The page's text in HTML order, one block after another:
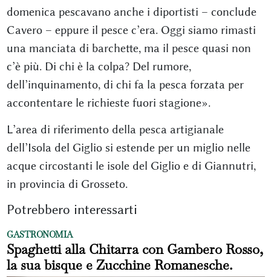
domenica pescavano anche i diportisti – conclude
Cavero – eppure il pesce c’era. Oggi siamo rimasti
una manciata di barchette, ma il pesce quasi non
c’è più. Di chi è la colpa? Del rumore,
dell’inquinamento, di chi fa la pesca forzata per
accontentare le richieste fuori stagione».
L’area di riferimento della pesca artigianale
dell’Isola del Giglio si estende per un miglio nelle
acque circostanti le isole del Giglio e di Giannutri,
in provincia di Grosseto.
Potrebbero interessarti
GASTRONOMIA
Spaghetti alla Chitarra con Gambero Rosso,
la sua bisque e Zucchine Romanesche.